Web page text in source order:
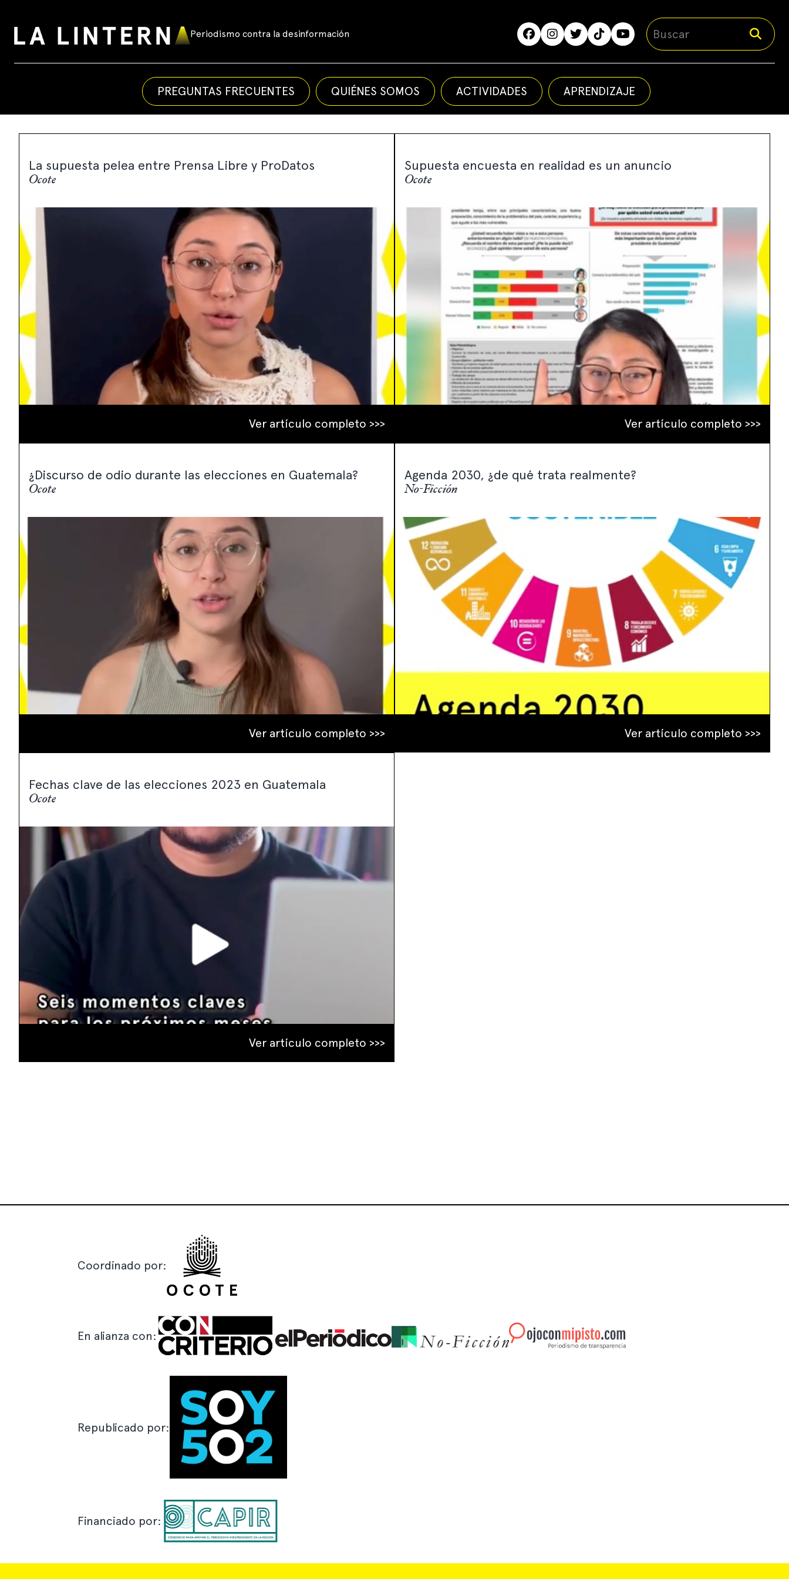
content
Periodismo contra la desinformación
La
PREGUNTAS FRECUENTES QUIÉNES SOMOS ACTIVIDADES APRENDIZAJE
La supuesta pelea entre Prensa Libre y ProDatos
Ocote
Ver artículo completo >>>
Supuesta encuesta en realidad es un anuncio
Ocote
Ver artículo completo >>>
¿Discurso de odio durante las elecciones en Guatemala?
Ocote
Ver artículo completo >>>
Agenda 2030, ¿de qué trata realmente?
No-Ficción
Ver artículo completo >>>
Fechas clave de las elecciones 2023 en Guatemala
Ocote
Ver artículo completo >>>
Coordinado por:
En alianza con:
Republicado por:
Financiado por: